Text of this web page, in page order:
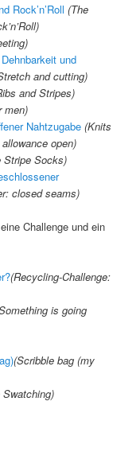
Rock’n’Roll (The
und
and cutting)
and Stripes)
men)
Nahtzugabe (Knits
open)
Stripe Socks)
closed seams)
Challenge und ein
(Recycling-Challenge:
is going
(Scribble bag (my
)